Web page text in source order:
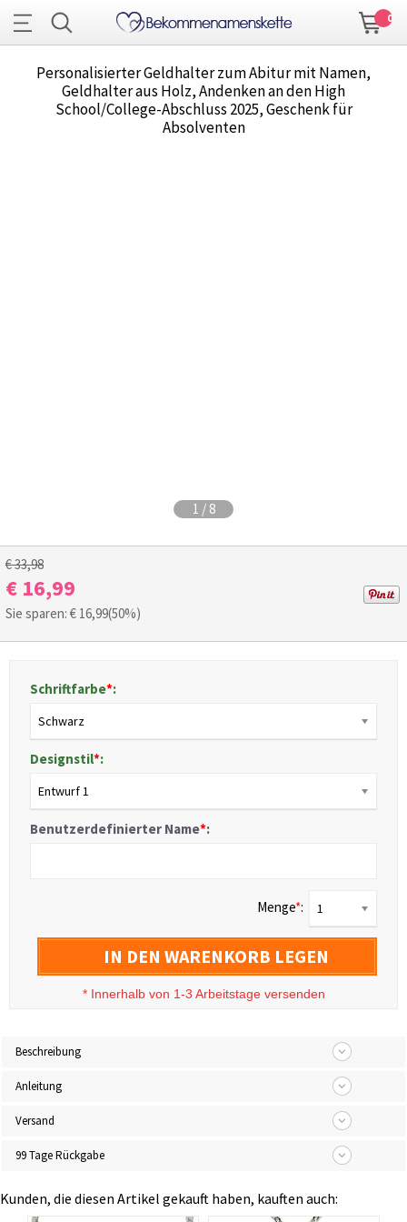
0
Personalisierter Geldhalter zum Abitur mit Namen,
Geldhalter aus Holz, Andenken an den High
School/College-Abschluss 2025, Geschenk für
Absolventen
1 / 8
€ 33,98
€ 16,99
Sie sparen: € 16,99(50%)
Schriftfarbe*:
Schwarz
Designstil*:
Entwurf 1
Benutzerdefinierter Name*:
Menge*: 1
IN DEN WARENKORB LEGEN
* Innerhalb von 1-3 Arbeitstage versenden
Beschreibung
Anleitung
Versand
99 Tage Rückgabe
Kunden, die diesen Artikel gekauft haben, kauften auch: